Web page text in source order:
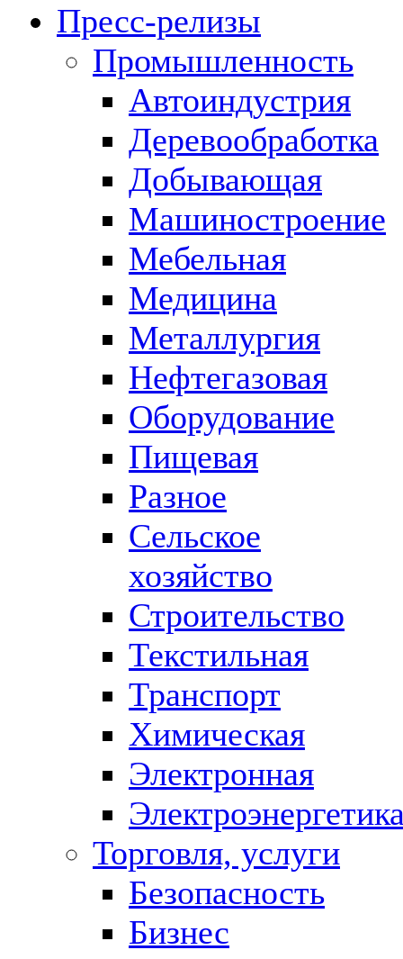
Пресс-релизы
Промышленность
Автоиндустрия
Деревообработка
Добывающая
Машиностроение
Мебельная
Медицина
Металлургия
Нефтегазовая
Оборудование
Пищевая
Разное
Сельское
хозяйство
Строительство
Текстильная
Транспорт
Химическая
Электронная
Торговля, услуги
Безопасность
Бизнес